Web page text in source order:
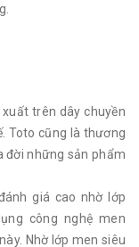
trên dây chuyền
Toto cũng là thương
đời những sản phẩm
giá cao nhờ lớp
công nghệ men
Nhờ lớp men siêu